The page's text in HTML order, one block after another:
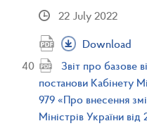
22 July 2022
Download
Звіт про базове
постанови Кабінету
979 «Про внесення
Міністрів України